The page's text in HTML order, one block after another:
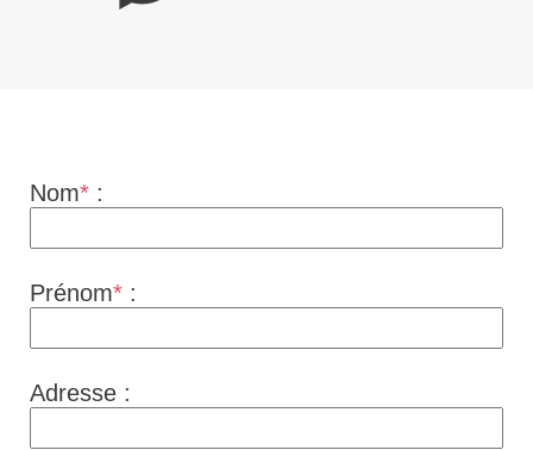
Nom* :
Prénom* :
Adresse :